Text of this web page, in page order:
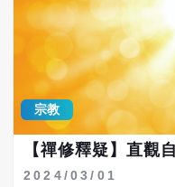
一個不是用意識修
為的究竟法門，因為
是真正的佛法？世
曾說過一字；因為
法。真正的佛法，
笑」，那才是真正的佛法 也許有
佛說法四十九年，
的確如此。真正的
物質，而是要真正
靈得到這些智慧以
的腳踏車、摩托車
用這些交通工具，
學，或是去做其他
具去花天酒地，甚
我們的色身就像交
國淨土；但如果色
業讓靈性痛苦，就
樣，沒有把正事辦
土。 從這個簡單的例子可以參悟，一個人來到
人間投胎是為了什
宗教
【禪修釋疑】直觀
2024/03/01